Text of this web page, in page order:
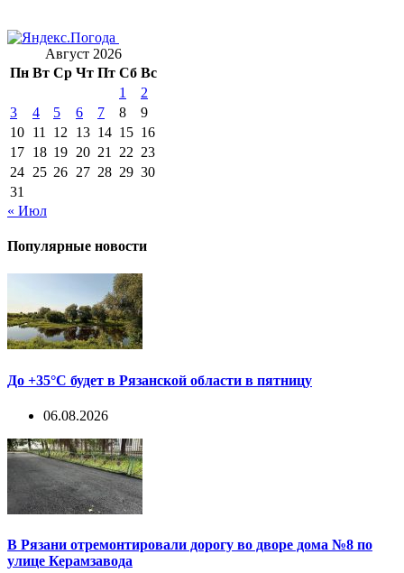
Август 2026
Пн Вт Ср Чт Пт Сб Вс
1
2
3
4 5 6 7 8
9
10 11 12 13 14 15 16
17 18 19 20 21 22 23
24 25 26 27 28 29 30
31
« Июл
Популярные новости
До +35°С будет в Рязанской области в пятницу
06.08.2026
В Рязани отремонтировали дорогу во дворе дома №8 по
улице Керамзавода